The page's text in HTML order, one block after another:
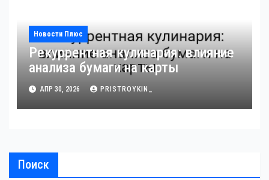
Новости Плюс
Рекуррентная кулинария: влияние
анализа бумаги на карты
АПР 30, 2026 PRISTROYKIN_
Поиск